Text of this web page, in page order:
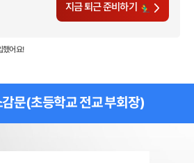
지금 퇴근 준비하기
했어요!
문(초등학교 전교 부회장)